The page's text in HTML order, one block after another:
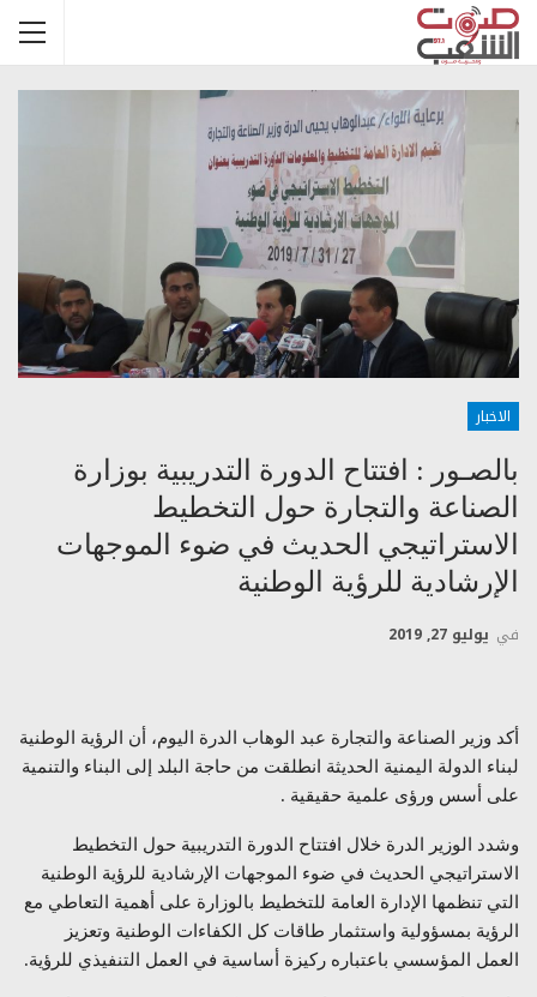
الاخبار
بالصـور : افتتاح الدورة التدريبية بوزارة
الصناعة والتجارة حول التخطيط
الاستراتيجي الحديث في ضوء الموجهات
الإرشادية للرؤية الوطنية
في يوليو 27, 2019
أكد وزير الصناعة والتجارة عبد الوهاب الدرة اليوم، أن الرؤية الوطنية
لبناء الدولة اليمنية الحديثة انطلقت من حاجة البلد إلى البناء والتنمية
على أسس ورؤى علمية حقيقية .
وشدد الوزير الدرة خلال افتتاح الدورة التدريبية حول التخطيط
الاستراتيجي الحديث في ضوء الموجهات الإرشادية للرؤية الوطنية
التي تنظمها الإدارة العامة للتخطيط بالوزارة على أهمية التعاطي مع
الرؤية بمسؤولية واستثمار طاقات كل الكفاءات الوطنية وتعزيز
العمل المؤسسي باعتباره ركيزة أساسية في العمل التنفيذي للرؤية.